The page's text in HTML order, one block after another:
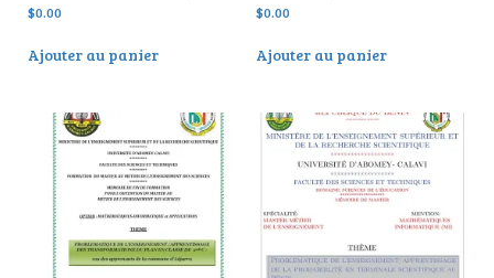
$0.00
Ajouter au panier
$0.00
Ajouter au panier